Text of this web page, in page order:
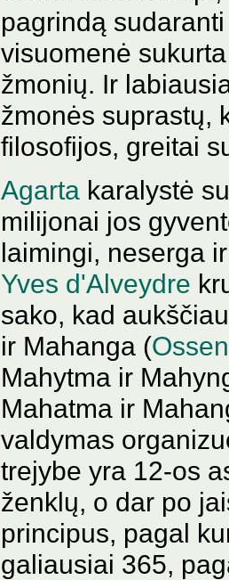
pagrindą
visuomenė
žmonių. Ir
žmonės suprastų,
filosofijos, greitai
Agarta karalystė
milijonai jos
laimingi, neserga
Yves d'Alveydre
sako, kad
ir Mahanga (
Mahytma ir
Mahatma ir
valdymas
trejybe yra 12-os
ženklų, o dar po
principus, pagal
galiausiai 365,